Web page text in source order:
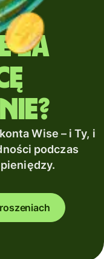
za
Wise – i Ty, i
podczas